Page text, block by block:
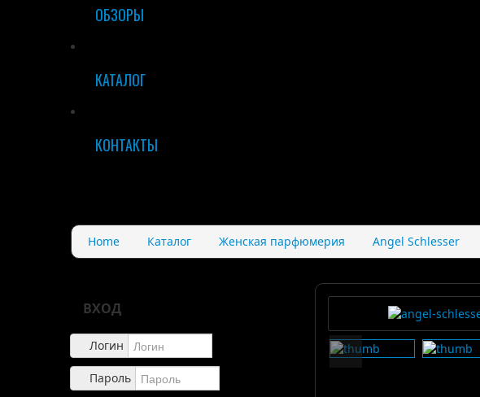
ОБЗОРЫ
КАТАЛОГ
КОНТАКТЫ
Home Каталог Женская парфюмерия Angel Schlesser
ВХОД
Логин
Пароль